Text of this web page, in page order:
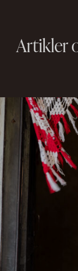
Artikler